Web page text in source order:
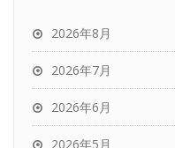
2026年8月
2026年7月
2026年6月
2026年5月